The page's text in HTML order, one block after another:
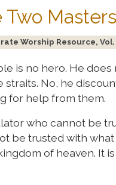
Two Masters
Worship Resource, Vol.
is no hero. He
No, he
for help from them.
who cannot be
be trusted with
of heaven. It